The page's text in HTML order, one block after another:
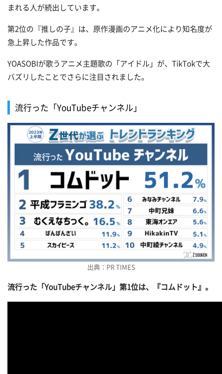
まれる人が続出しています。
第2位の『推しの子』は、原作漫画のアニメ化により知名度が
急上昇した作品です。
YOASOBIが歌うアニメ主題歌の「アイドル」が、TikTokで大
バズリしたことでさらに注目されました。
流行った「YouTubeチャンネル」
出典：PR TIMES
流行った「YouTubeチャンネル」第1位は、『コムドット』。